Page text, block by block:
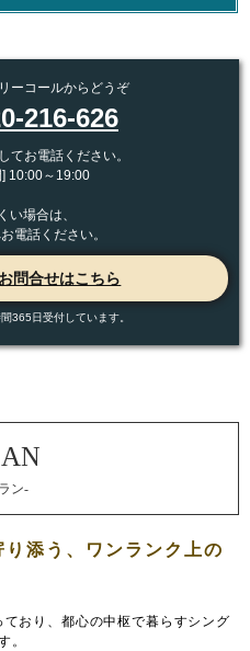
ーコールからどうぞ
216-626
てお電話ください。
10:00～19:00
い場合は、
電話ください。
365日受付しています。
ン-
おり、都心の中枢で暮らすシング
。